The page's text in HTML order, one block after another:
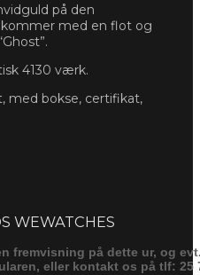
på den
med en flot og
4130 værk.
med bokse, certifikat,
WEWATCHES
fremvisning på dette ur, og
eller kontakt os på tlf: 25